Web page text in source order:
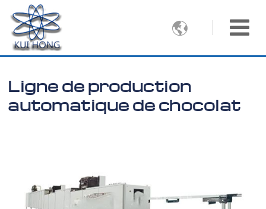

Ligne de production
automatique de chocolat